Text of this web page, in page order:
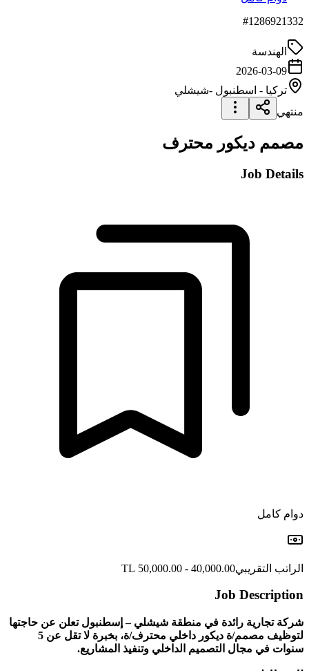
#1286921332
الهندسة
2026-03-09
تركيا - اسطنبول -شيشلي
منتهي
مصمم ديكور محترف
Job Details
دوام كامل
الراتب التقريبي40,000.00 - 50,000.00 TL
Job Description
شركة تجارية رائدة في منطقة شيشلي – إسطنبول تعلن عن حاجتها
لتوظيف مصمم/ة ديكور داخلي محترف/ة، بخبرة لا تقل عن 5
سنوات في مجال التصميم الداخلي وتنفيذ المشاريع.